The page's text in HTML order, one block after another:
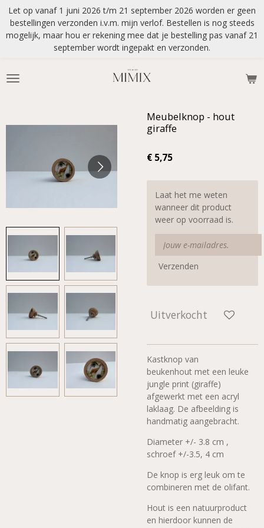
Ga
direct
naar
Let op vanaf 1 juni 2026 t/m 21 september 2026 worden er geen
bestellingen verzonden i.v.m. mijn verlof. Bestellen is nog steeds
mogelijk, maar hou er rekening mee dat je bestelling pas vanaf 21
september wordt ingepakt en verzonden.
Meubelknop - hout
giraffe
€ 5,75
Laat het me weten
wanneer dit product
weer op voorraad is.
Verzenden
Uitverkocht
Kastknop van
beukenhout met een leuke
jungle print (giraffe)
afgewerkt met een acryl
laklaag. De afbeelding is
handmatig aangebracht.
Diameter +/- 3.8 cm ,
schroef +/-3.5, 4 cm
De knop is erg leuk om te
combineren met de olifant.
Hout is een natuurproduct
en hierdoor kunnen de